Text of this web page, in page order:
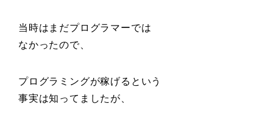
当時はまだプログラマーでは
なかったので、
プログラミングが稼げるという
事実は知ってましたが、